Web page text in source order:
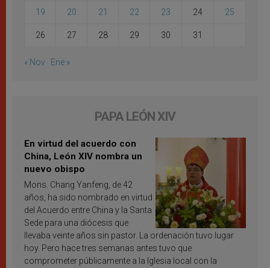
19 20 21 22 23 24 25
26 27 28 29 30 31
« Nov Ene »
PAPA LEÓN XIV
En virtud del acuerdo con
China, León XIV nombra un
nuevo obispo
Mons. Chang Yanfeng, de 42
años, ha sido nombrado en virtud
del Acuerdo entre China y la Santa
Sede para una diócesis que
llevaba veinte años sin pastor. La ordenación tuvo lugar
hoy. Pero hace tres semanas antes tuvo que
comprometer públicamente a la Iglesia local con la